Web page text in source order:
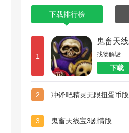
下载排行榜
1 找物解谜
下载
2 冲锋吧精灵无限扭蛋币版
3 鬼畜天线宝3剧情版